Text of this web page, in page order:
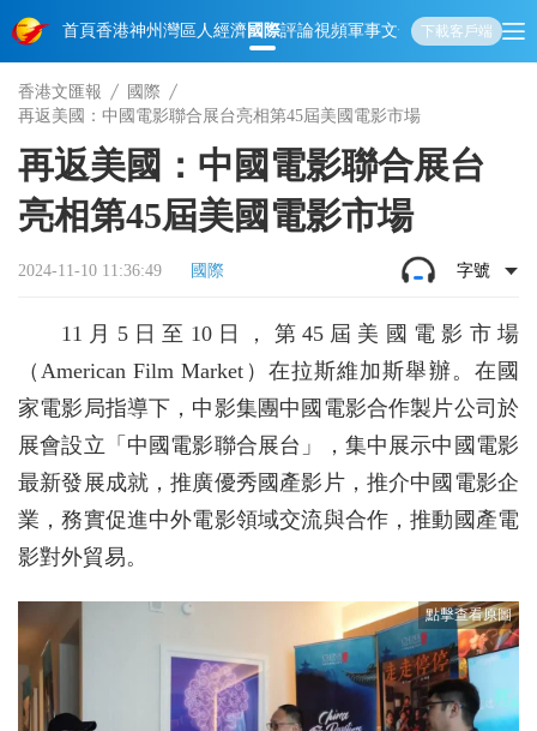
首頁香港神州 灣區人經濟國際評論視頻軍事文化 娛樂生活教育體
下載客戶端
香港文匯報
國際
再返美國：中國電影聯合展台亮相第45屆美國電影市場
再返美國：中國電影聯合展台
亮相第45屆美國電影市場
2024-11-10 11:36:49 國際 字號
11月5日至10日，第45屆美國電影市場
（American Film Market）在拉斯維加斯舉辦。在國
家電影局指導下，中影集團中國電影合作製片公司於
展會設立「中國電影聯合展台」，集中展示中國電影
最新發展成就，推廣優秀國產影片，推介中國電影企
業，務實促進中外電影領域交流與合作，推動國產電
影對外貿易。